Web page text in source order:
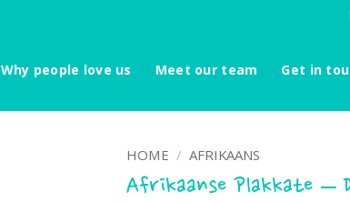
Why people love us Meet our team Get in
HOME / AFRIKAANS
Afrikaanse Plakkate –